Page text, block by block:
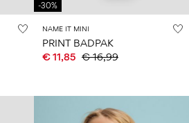
-30%
NAME IT MINI
PRINT BADPAK
€ 11,85 € 16,99